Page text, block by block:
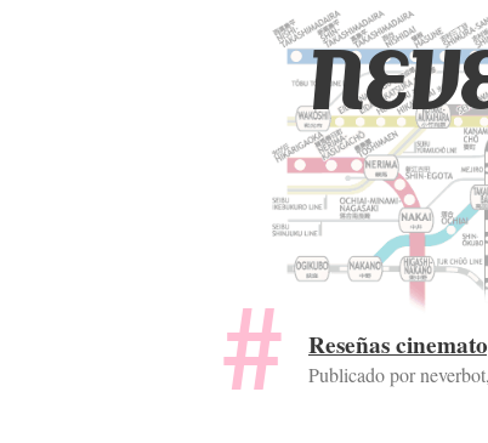
Reseñas
Publicado por